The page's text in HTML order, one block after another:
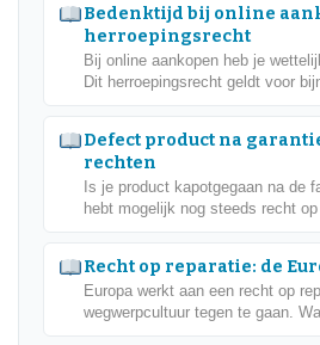
Bedenktijd bij online
herroepingsrecht
Bij online aankopen heb je
Dit herroepingsrecht geldt voor
Defect product na
rechten
Is je product kapotgegaan na de
hebt mogelijk nog steeds recht op
Recht op reparatie: de
Europa werkt aan een recht op
wegwerpcultuur tegen te gaan.